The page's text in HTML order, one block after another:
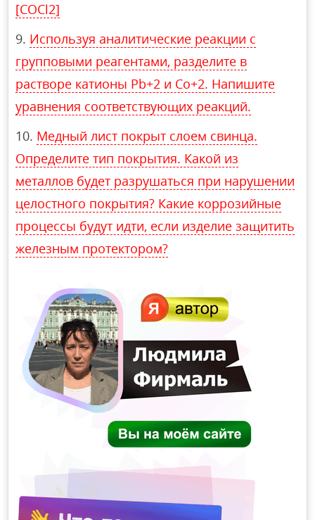
[СОСl2]
Используя аналитические реакции с
групповыми реагентами, разделите в
растворе катионы Pb+2 и Co+2. Напишите
уравнения соответствующих реакций.
Медный лист покрыт слоем свинца.
Определите тип покрытия. Какой из
металлов будет разрушаться при нарушении
целостного покрытия? Какие коррозийные
процессы будут идти, если изделие защитить
железным протектором?